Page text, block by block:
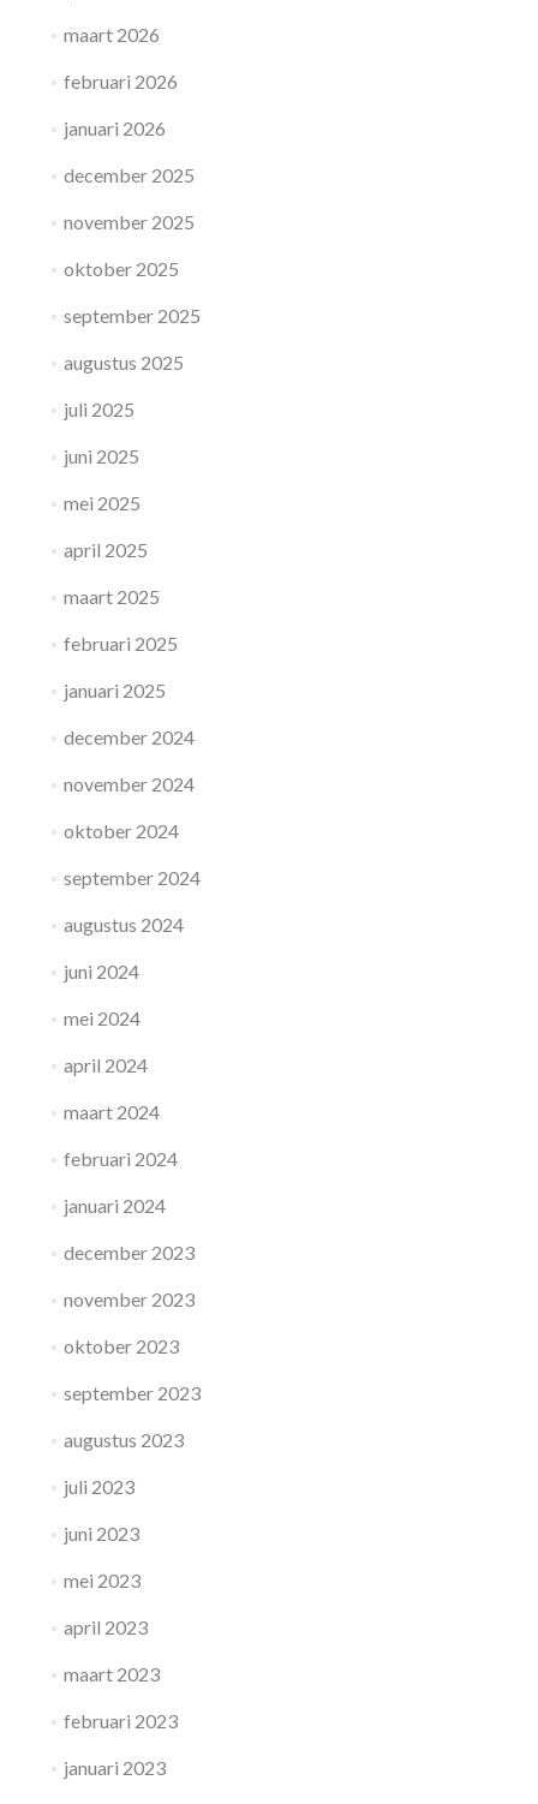
maart 2026
februari 2026
januari 2026
december 2025
november 2025
oktober 2025
september 2025
augustus 2025
juli 2025
juni 2025
mei 2025
april 2025
maart 2025
februari 2025
januari 2025
december 2024
november 2024
oktober 2024
september 2024
augustus 2024
juni 2024
mei 2024
april 2024
maart 2024
februari 2024
januari 2024
december 2023
november 2023
oktober 2023
september 2023
augustus 2023
juli 2023
juni 2023
mei 2023
april 2023
maart 2023
februari 2023
januari 2023